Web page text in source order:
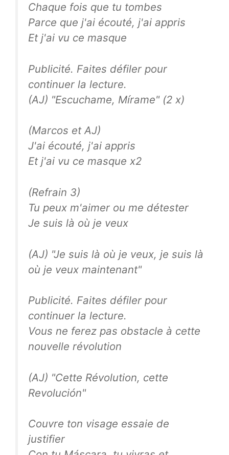
Chaque fois que tu tombes
Parce que j'ai écouté, j'ai appris
Et j'ai vu ce masque
Publicité. Faites défiler pour
continuer la lecture.
(AJ) "Escuchame, Mírame" (2 x)
(Marcos et AJ)
J'ai écouté, j'ai appris
Et j'ai vu ce masque x2
(Refrain 3)
Tu peux m'aimer ou me détester
Je suis là où je veux
(AJ) "Je suis là où je veux, je suis là
où je veux maintenant"
Publicité. Faites défiler pour
continuer la lecture.
Vous ne ferez pas obstacle à cette
nouvelle révolution
(AJ) "Cette Révolution, cette
Revolución"
Couvre ton visage essaie de
justifier